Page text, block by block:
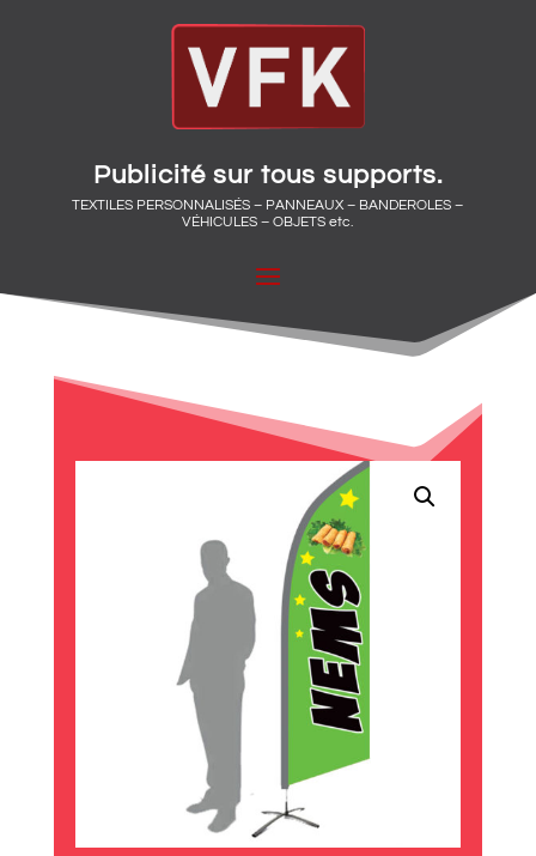
Publicité sur tous supports.
TEXTILES PERSONNALISÉS – PANNEAUX – BANDEROLES –
VÉHICULES – OBJETS etc.